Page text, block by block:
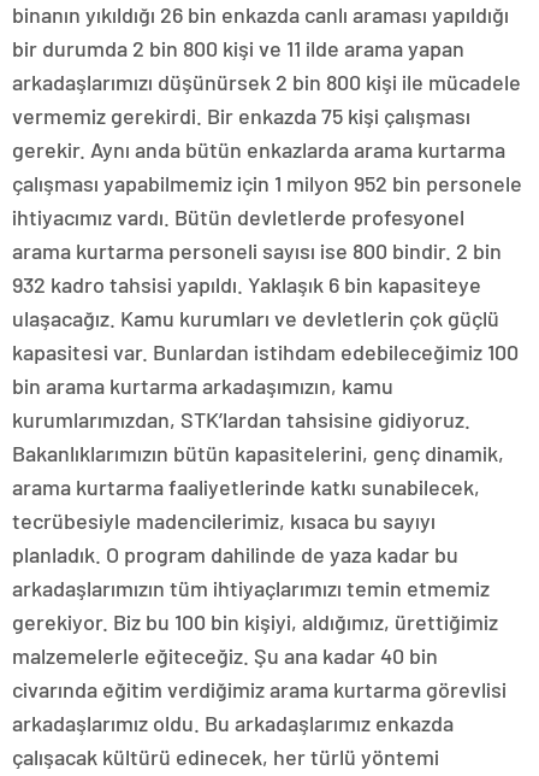
binanın yıkıldığı 26 bin enkazda canlı araması yapıldığı
bir durumda 2 bin 800 kişi ve 11 ilde arama yapan
arkadaşlarımızı düşünürsek 2 bin 800 kişi ile mücadele
vermemiz gerekirdi. Bir enkazda 75 kişi çalışması
gerekir. Aynı anda bütün enkazlarda arama kurtarma
çalışması yapabilmemiz için 1 milyon 952 bin personele
ihtiyacımız vardı. Bütün devletlerde profesyonel
arama kurtarma personeli sayısı ise 800 bindir. 2 bin
932 kadro tahsisi yapıldı. Yaklaşık 6 bin kapasiteye
ulaşacağız. Kamu kurumları ve devletlerin çok güçlü
kapasitesi var. Bunlardan istihdam edebileceğimiz 100
bin arama kurtarma arkadaşımızın, kamu
kurumlarımızdan, STK’lardan tahsisine gidiyoruz.
Bakanlıklarımızın bütün kapasitelerini, genç dinamik,
arama kurtarma faaliyetlerinde katkı sunabilecek,
tecrübesiyle madencilerimiz, kısaca bu sayıyı
planladık. O program dahilinde de yaza kadar bu
arkadaşlarımızın tüm ihtiyaçlarımızı temin etmemiz
gerekiyor. Biz bu 100 bin kişiyi, aldığımız, ürettiğimiz
malzemelerle eğiteceğiz. Şu ana kadar 40 bin
civarında eğitim verdiğimiz arama kurtarma görevlisi
arkadaşlarımız oldu. Bu arkadaşlarımız enkazda
çalışacak kültürü edinecek, her türlü yöntemi